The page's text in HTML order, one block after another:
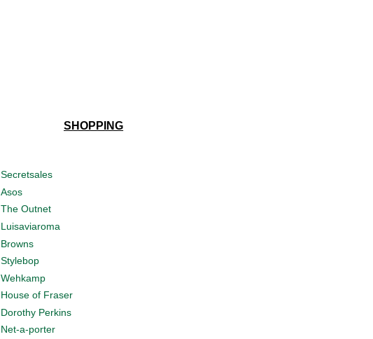
SHOPPING
Secretsales
Asos
The Outnet
Luisaviaroma
Browns
Stylebop
Wehkamp
House of Fraser
Dorothy Perkins
Net-a-porter